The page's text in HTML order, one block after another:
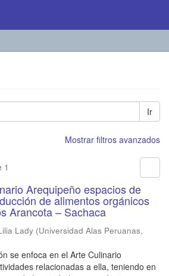
Ir
Mostrar filtros avanzados
1
Arequipeño espacios de
de alimentos orgánicos
Arancota – Sachaca
Lady (Universidad Alas Peruanas,
se enfoca en el Arte Culinario
relacionadas a ella, teniendo en